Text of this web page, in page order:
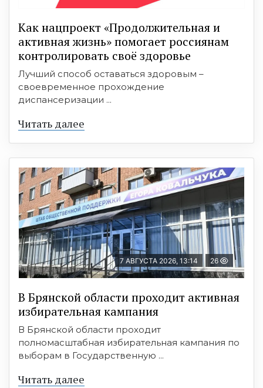
Как нацпроект «Продолжительная и
активная жизнь» помогает россиянам
контролировать своё здоровье
Лучший способ оставаться здоровым –
своевременное прохождение
диспансеризации ...
Читать далее
7 АВГУСТА 2026, 13:14 26
В Брянской области проходит активная
избирательная кампания
В Брянской области проходит
полномасштабная избирательная кампания по
выборам в Государственную ...
Читать далее